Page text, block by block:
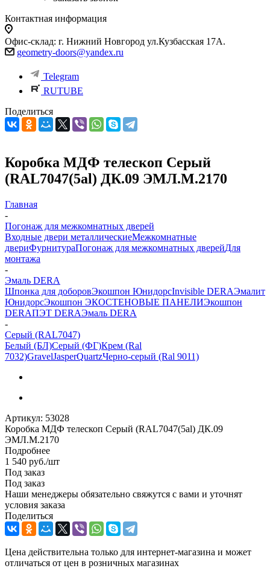
Контактная информация
Офис-склад: г. Нижний Новгород ул.Кузбасская 17А.
geometry-doors@yandex.ru
Telegram
RUTUBE
Поделиться
Коробка МДФ телескоп Серый
(RAL7047(5al) ДК.09 ЭМЛ.М.2170
Главная
-
Погонаж для межкомнатных дверей
Входные двери металлическиеМежкомнатные
двериФурнитураПогонаж для межкомнатных дверейДля
монтажа
-
Эмаль DERA
Шпонка для доборовЭкошпон ЮнидорсInvisible DERAЭмалит
ЮнидорсЭкошпон ЭКОСТЕНОВЫЕ ПАНЕЛИЭкошпон
DERAПЭТ DERAЭмаль DERA
-
Серый (RAL7047)
Белый (БЛ)Серый (ФГ)Крем (Ral
7032)GravelJasperQuartzЧерно-серый (Ral 9011)
Артикул: 53028
Коробка МДФ телескоп Серый (RAL7047(5al) ДК.09
ЭМЛ.М.2170
Подробнее
1 540 руб./шт
Под заказ
Под заказ
Наши менеджеры обязательно свяжутся с вами и уточнят
условия заказа
Поделиться
Цена действительна только для интернет-магазина и может
отличаться от цен в розничных магазинах